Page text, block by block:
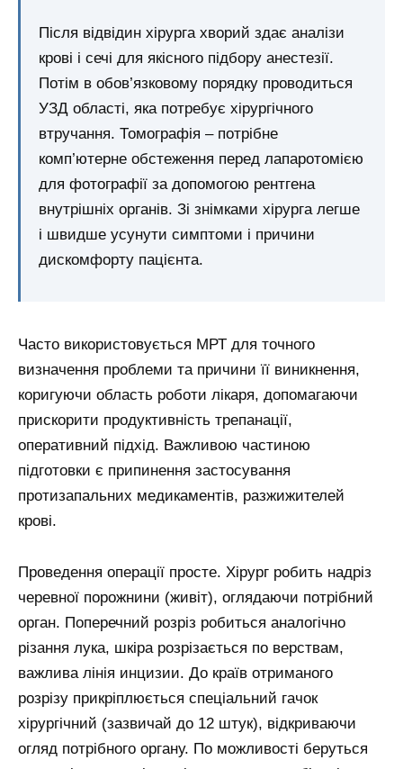
Після відвідин хірурга хворий здає аналізи
крові і сечі для якісного підбору анестезії.
Потім в обов’язковому порядку проводиться
УЗД області, яка потребує хірургічного
втручання. Томографія – потрібне
комп’ютерне обстеження перед лапаротомією
для фотографії за допомогою рентгена
внутрішніх органів. Зі знімками хірурга легше
і швидше усунути симптоми і причини
дискомфорту пацієнта.
Часто використовується МРТ для точного
визначення проблеми та причини її виникнення,
коригуючи область роботи лікаря, допомагаючи
прискорити продуктивність трепанації,
оперативний підхід. Важливою частиною
підготовки є припинення застосування
протизапальних медикаментів, разжижителей
крові.
Проведення операції просте. Хірург робить надріз
черевної порожнини (живіт), оглядаючи потрібний
орган. Поперечний розріз робиться аналогічно
різання лука, шкіра розрізається по верствам,
важлива лінія инцизии. До країв отриманого
розрізу прикріплюється спеціальний гачок
хірургічний (зазвичай до 12 штук), відкриваючи
огляд потрібного органу. По можливості беруться